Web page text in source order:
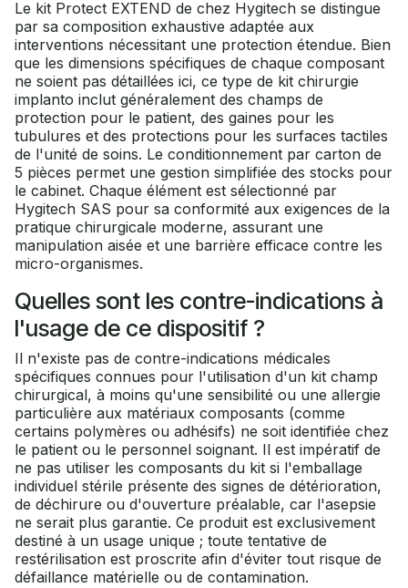
Le kit Protect EXTEND de chez Hygitech se distingue
par sa composition exhaustive adaptée aux
interventions nécessitant une protection étendue. Bien
que les dimensions spécifiques de chaque composant
ne soient pas détaillées ici, ce type de kit chirurgie
implanto inclut généralement des champs de
protection pour le patient, des gaines pour les
tubulures et des protections pour les surfaces tactiles
de l'unité de soins. Le conditionnement par carton de
5 pièces permet une gestion simplifiée des stocks pour
le cabinet. Chaque élément est sélectionné par
Hygitech SAS pour sa conformité aux exigences de la
pratique chirurgicale moderne, assurant une
manipulation aisée et une barrière efficace contre les
micro-organismes.
Quelles sont les contre-indications à
l'usage de ce dispositif ?
Il n'existe pas de contre-indications médicales
spécifiques connues pour l'utilisation d'un kit champ
chirurgical, à moins qu'une sensibilité ou une allergie
particulière aux matériaux composants (comme
certains polymères ou adhésifs) ne soit identifiée chez
le patient ou le personnel soignant. Il est impératif de
ne pas utiliser les composants du kit si l'emballage
individuel stérile présente des signes de détérioration,
de déchirure ou d'ouverture préalable, car l'asepsie
ne serait plus garantie. Ce produit est exclusivement
destiné à un usage unique ; toute tentative de
restérilisation est proscrite afin d'éviter tout risque de
défaillance matérielle ou de contamination.